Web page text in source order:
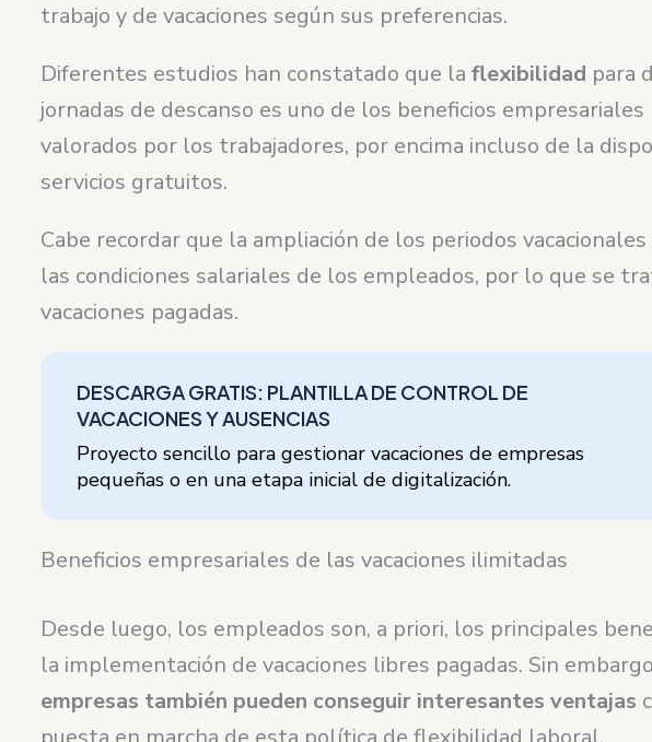
trabajo y de vacaciones según sus preferencias.
Diferentes estudios han constatado que la flexibilidad para
jornadas de descanso es uno de los beneficios empresariales
valorados por los trabajadores, por encima incluso de la
servicios gratuitos.
Cabe recordar que la ampliación de los periodos
las condiciones salariales de los empleados, por lo que se
vacaciones pagadas.
DESCARGA GRATIS: PLANTILLA DE CONTROL DE
VACACIONES Y AUSENCIAS
Proyecto sencillo para gestionar vacaciones de empresas
pequeñas o en una etapa inicial de digitalización.
Beneficios empresariales de las vacaciones ilimitadas
Desde luego, los empleados son, a priori, los principales
la implementación de vacaciones libres pagadas. Sin
empresas también pueden conseguir interesantes ventajas